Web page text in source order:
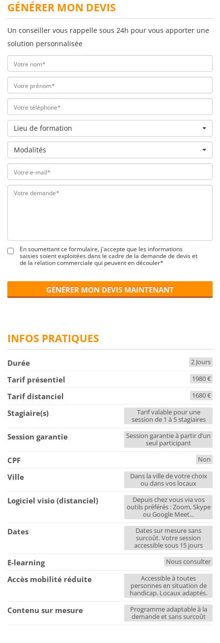
GÉNÉRER MON DEVIS
Un conseiller vous rappelle sous 24h pour vous apporter une
solution personnalisée
Lieu de formation
Modalités
En soumettant ce formulaire, j'accepte que les informations
saisies soient exploitées dans le cadre de la demande de devis et
de la relation commerciale qui peuvent en découler*
GÉNÉRER MON DEVIS MAINTENANT
INFOS PRATIQUES
Durée 2 Jours
Tarif présentiel 1980 €
Tarif distanciel 1680 €
Stagiaire(s)
Tarif valable pour une
session de 1 à 5 stagiaires
Session garantie
Session garantie à partir d’un
seul participant
CPF Non
Ville
Dans la ville de votre choix
ou dans vos locaux
Logiciel visio (distanciel)
Depuis chez vous via vos
outils préférés : Zoom, Skype
ou Google Meet...
Dates
Dates sur mesure sans
surcoût. Votre session
accessible sous 15 jours
E-learning Nous consulter
Accès mobilité réduite
Accessible à toutes
personnes en situation de
handicap. Locaux adaptés.
Contenu sur mesure
Programme adaptable à la
demande et sans surcoût